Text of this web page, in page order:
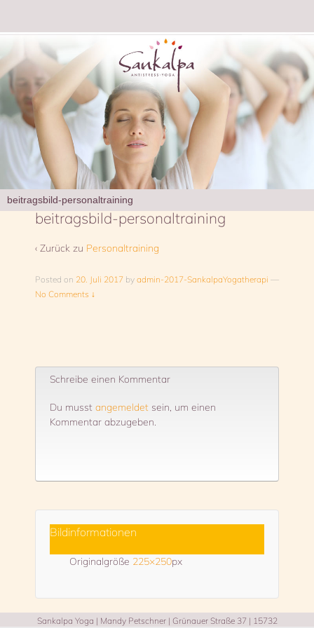
beitragsbild-personaltraining
beitragsbild-personaltraining
‹ Zurück zu Personaltraining
Posted on 20. Juli 2017 by admin-2017-SankalpaYogatherapi —
No Comments ↓
Schreibe einen Kommentar
Du musst angemeldet sein, um einen
Kommentar abzugeben.
Bildinformationen
Originalgröße 225×250px
Sankalpa Yoga | Mandy Petschner | Grünauer Straße 37 | 15732